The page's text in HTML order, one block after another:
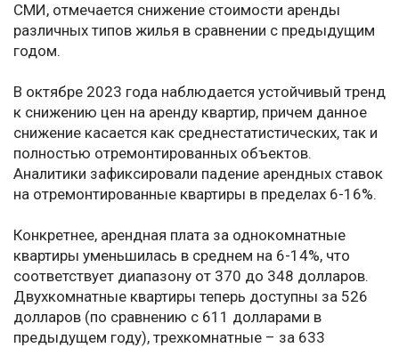
СМИ, отмечается снижение стоимости аренды
различных типов жилья в сравнении с предыдущим
годом.
В октябре 2023 года наблюдается устойчивый тренд
к снижению цен на аренду квартир, причем данное
снижение касается как среднестатистических, так и
полностью отремонтированных объектов.
Аналитики зафиксировали падение арендных ставок
на отремонтированные квартиры в пределах 6-16%.
Конкретнее, арендная плата за однокомнатные
квартиры уменьшилась в среднем на 6-14%, что
соответствует диапазону от 370 до 348 долларов.
Двухкомнатные квартиры теперь доступны за 526
долларов (по сравнению с 611 долларами в
предыдущем году), трехкомнатные – за 633